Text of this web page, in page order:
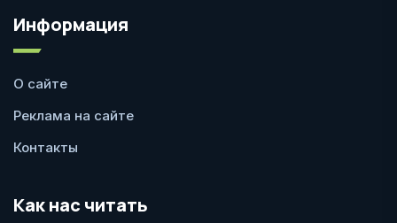
Информация
О сайте
Реклама на сайте
Контакты
Как нас читать